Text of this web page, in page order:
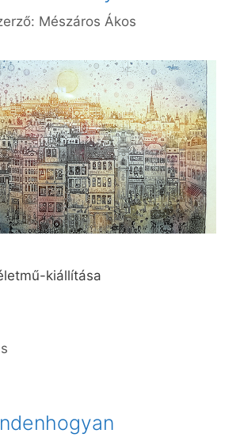
Mészáros Ákos
kiállítása